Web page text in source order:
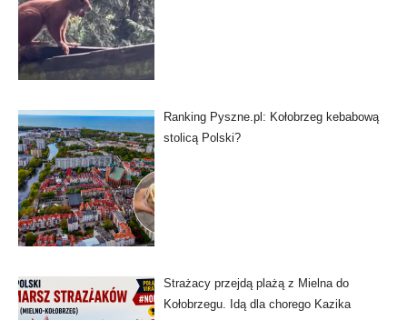
Ranking Pyszne.pl: Kołobrzeg kebabową
stolicą Polski?
Strażacy przejdą plażą z Mielna do
Kołobrzegu. Idą dla chorego Kazika